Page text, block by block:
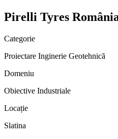
Pirelli Tyres
Categorie
Proiectare Inginerie Geotehnică
Domeniu
Obiective Industriale
Locație
Slatina